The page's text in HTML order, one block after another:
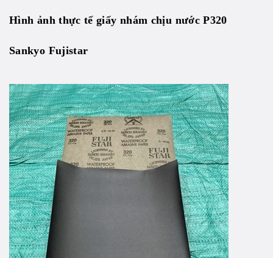
Hình ảnh thực tế giấy nhám chịu nước P320
Sankyo Fujistar